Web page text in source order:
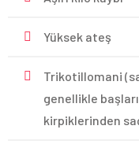
Yüksek ateş
Trikotillomani
genellikle
kirpiklerinden